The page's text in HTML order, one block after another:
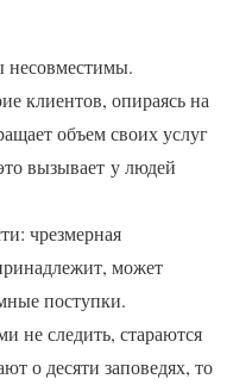
клиентов, опираясь на
объем своих услуг
вызывает у людей
чрезмерная
может
поступки.
не следить, стараются
о десяти заповедях, то